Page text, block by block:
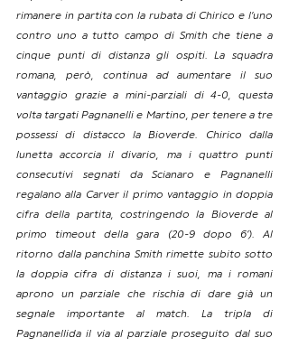
rimanere in partita con la rubata di Chirico e l’uno
contro uno a tutto campo di Smith che tiene a
cinque punti di distanza gli ospiti. La squadra
romana, però, continua ad aumentare il suo
vantaggio grazie a mini-parziali di 4-0, questa
volta targati Pagnanelli e Martino, per tenere a tre
possessi di distacco la Bioverde. Chirico dalla
lunetta accorcia il divario, ma i quattro punti
consecutivi segnati da Scianaro e Pagnanelli
regalano alla Carver il primo vantaggio in doppia
cifra della partita, costringendo la Bioverde al
primo timeout della gara (20-9 dopo 6’). Al
ritorno dalla panchina Smith rimette subito sotto
la doppia cifra di distanza i suoi, ma i romani
aprono un parziale che rischia di dare già un
segnale importante al match. La tripla di
Pagnanellida il via al parziale proseguito dal suo